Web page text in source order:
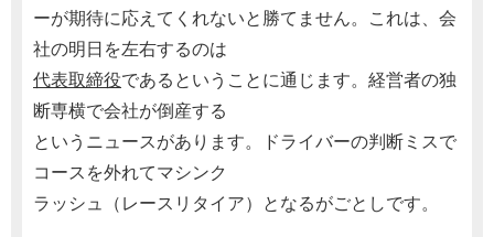
ーが期待に応えてくれないと勝てません。これは、会
社の明日を左右するのは
代表取締役であるということに通じます。経営者の独
断専横で会社が倒産する
というニュースがあります。ドライバーの判断ミスで
コースを外れてマシンク
ラッシュ（レースリタイア）となるがごとしです。